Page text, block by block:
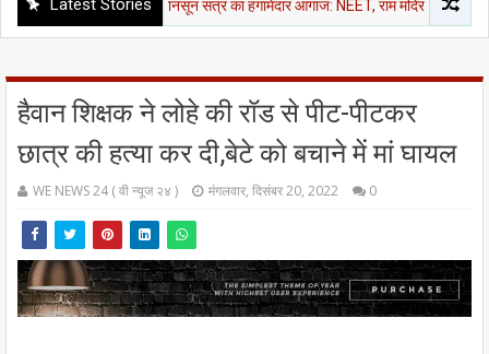
Latest Stories
राजनीती समाचार मानसून सत्र का हंगामेदार आगाज: NEET, राम मंदिर चंदा और CJP मार्च पर
हैवान शिक्षक ने लोहे की रॉड से पीट-पीटकर
छात्र की हत्या कर दी,बेटे को बचाने में मां घायल
WE NEWS 24 ( वी न्यूज २४ ) मंगलवार, दिसंबर 20, 2022 0